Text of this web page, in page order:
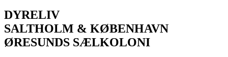
DYRELIV
SALTHOLM & KØBENHAVN
ØRESUNDS SÆLKOLONI